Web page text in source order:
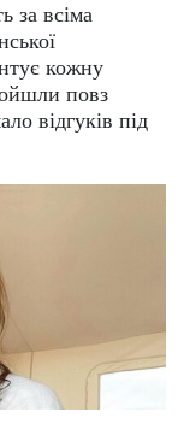
за всіма
кожну
повз
відгуків під